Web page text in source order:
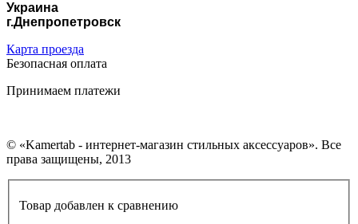
Украина
г.Днепропетровск
Карта проезда
Безопасная оплата
Принимаем платежи
© «Kamertab - интернет-магазин стильных аксессуаров». Все
права защищены, 2013
Товар добавлен к сравнению